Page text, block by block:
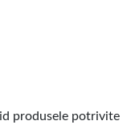
produsele potrivite